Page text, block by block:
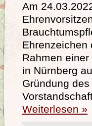
Am
Ehrenzeichen
Rahmen
in Nürnberg
Gründung
Weiterlesen »